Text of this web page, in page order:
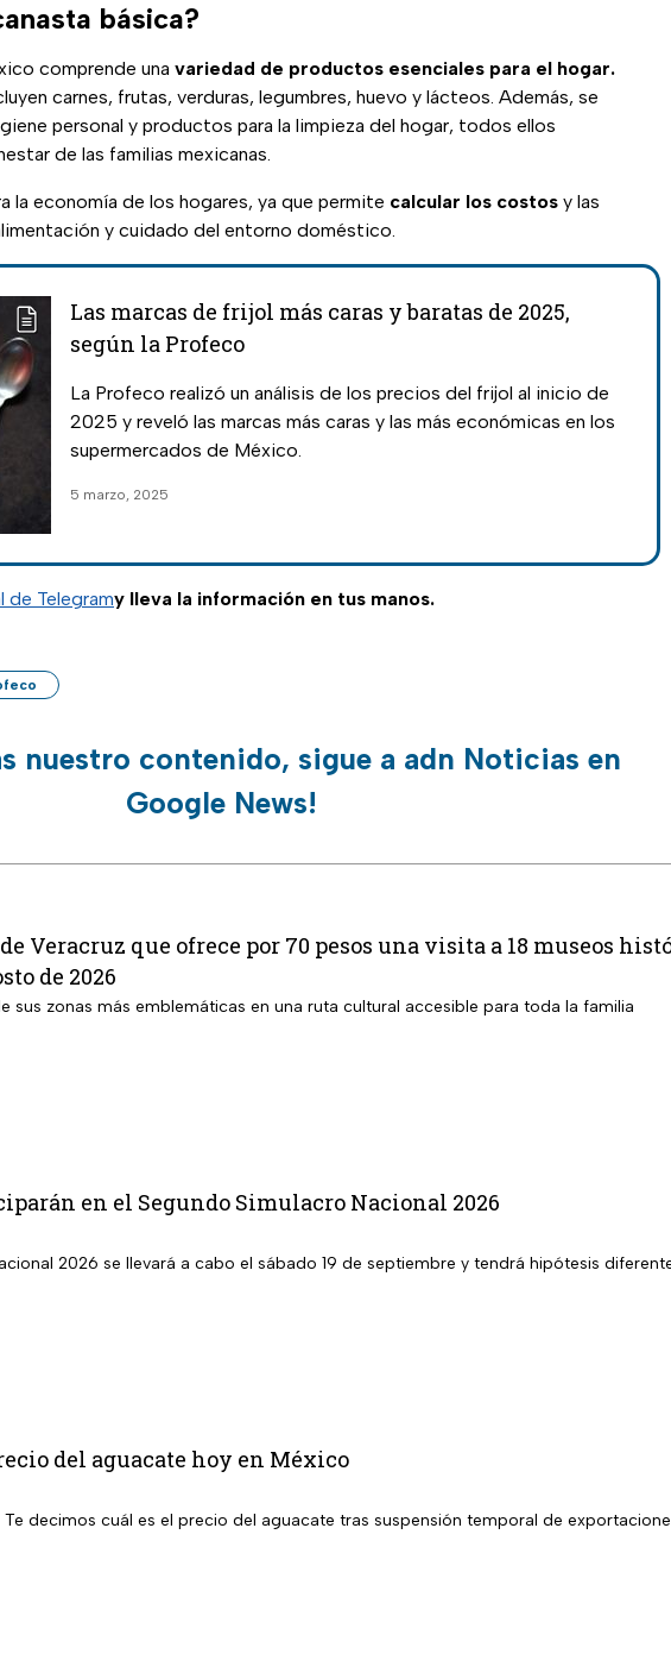
básica?
comprende una variedad de productos esenciales para el hogar.
carnes, frutas, verduras, legumbres, huevo y lácteos. Además, se
personal y productos para la limpieza del hogar, todos ellos
de las familias mexicanas.
la economía de los hogares, ya que permite calcular los costos y las
y cuidado del entorno doméstico.
Las marcas de frijol más caras y baratas de 2025,
según la Profeco
La Profeco realizó un análisis de los precios del frijol al inicio de
2025 y reveló las marcas más caras y las más económicas en los
supermercados de México.
5 marzo, 2025
de Telegramy lleva la información en tus manos.
nuestro contenido, sigue a adn Noticias en
Google News!
Veracruz que ofrece por 70 pesos una visita a 18 museos
de 2026
sus zonas más emblemáticas en una ruta cultural accesible para toda la familia
en el Segundo Simulacro Nacional 2026
2026 se llevará a cabo el sábado 19 de septiembre y tendrá hipótesis
del aguacate hoy en México
decimos cuál es el precio del aguacate tras suspensión temporal de